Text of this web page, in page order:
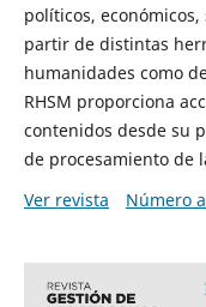
políticos,
partir de distintas
humanidades como
RHSM proporciona
contenidos desde su
de procesamiento de
Ver revista
Número